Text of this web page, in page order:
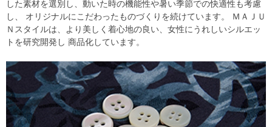
した素材を選別し、動いた時の機能性や暑い季節での快適性も考慮
し、 オリジナルにこだわったものづくりを続けています。 ＭＡＪＵ
Ｎスタイルは、より美しく着心地の良い、女性にうれしいシルエッ
トを研究開発し 商品化しています。